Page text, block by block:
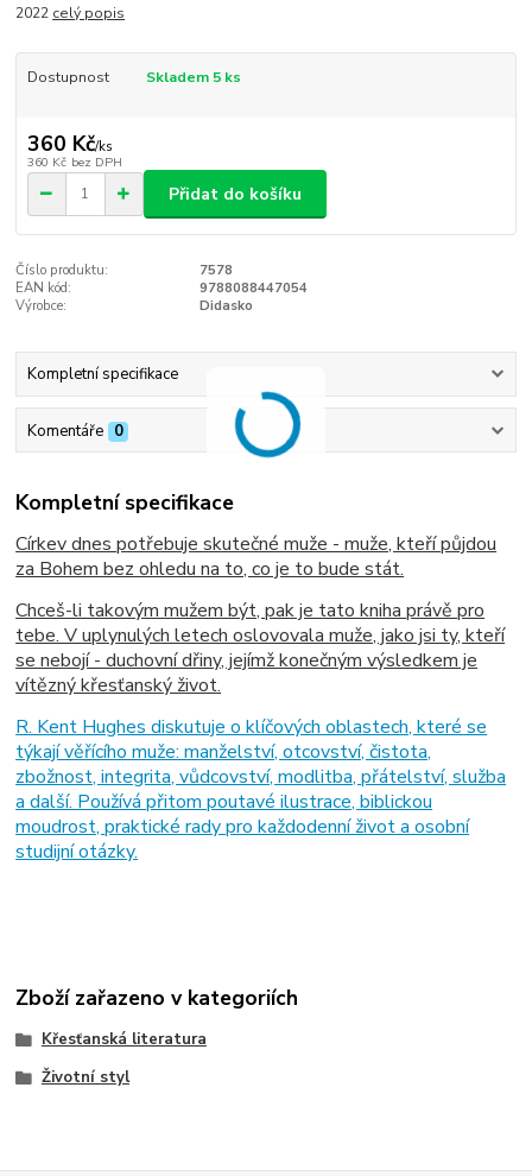
2022 celý popis
Dostupnost Skladem 5 ks
360 Kč/ks
360 Kč bez DPH
Přidat do košíku
Číslo produktu:
7578
EAN kód:
9788088447054
Výrobce:
Didasko
Kompletní specifikace
Komentáře 0
Kompletní specifikace
Církev dnes potřebuje skutečné muže - muže, kteří půjdou
za Bohem bez ohledu na to, co je to bude stát.
Chceš-li takovým mužem být, pak je tato kniha právě pro
tebe. V uplynulých letech oslovovala muže, jako jsi ty, kteří
se nebojí - duchovní dřiny, jejímž konečným výsledkem je
vítězný křesťanský život.
R. Kent Hughes diskutuje o klíčových oblastech, které se
týkají věřícího muže: manželství, otcovství, čistota,
zbožnost, integrita, vůdcovství, modlitba, přátelství, služba
a další. Používá přitom poutavé ilustrace, biblickou
moudrost, praktické rady pro každodenní život a osobní
studijní otázky.
Zboží zařazeno v kategoriích
Křesťanská literatura
Životní styl